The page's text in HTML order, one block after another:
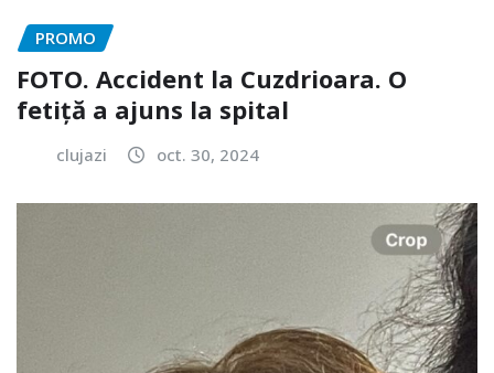
PROMO
FOTO. Accident la Cuzdrioara. O
fetiță a ajuns la spital
clujazi oct. 30, 2024